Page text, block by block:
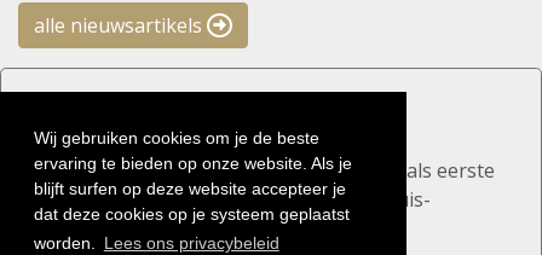
Wij gebruiken cookies om je de beste
ervaring te bieden op onze website. Als je
blijft surfen op deze website accepteer je
dat deze cookies op je systeem geplaatst
worden.
Lees ons privacybeleid
alle nieuwsartikels
Blijf op de hoogte!
Schrijf je in op onze nieuwsbrief en kom als eerste
alles te weten over de nieuwste SuperHuis-
realisaties en woonprojecten.